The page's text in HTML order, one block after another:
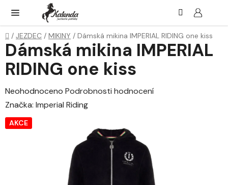
obsah
Domů
/ JEZDEC / MIKINY / Dámská mikina IMPERIAL RIDING one kiss
Dámská mikina IMPERIAL
RIDING one kiss
Průměrné
hodnocení
produktu
je
Neohodnoceno Podrobnosti hodnocení
Značka: Imperial Riding
AKCE